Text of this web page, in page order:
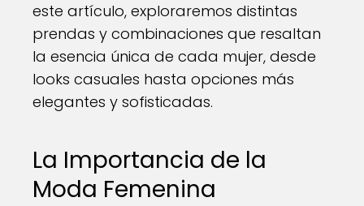
este artículo, exploraremos distintas
prendas y combinaciones que resaltan
la esencia única de cada mujer, desde
looks casuales hasta opciones más
elegantes y sofisticadas.
La Importancia de la
Moda Femenina